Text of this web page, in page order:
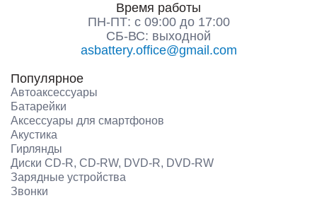
Время работы
ПН-ПТ: с 09:00 до 17:00
СБ-ВС: выходной
asbattery.office@gmail.com
Популярное
Автоаксессуары
Батарейки
Аксессуары для смартфонов
Акустика
Гирлянды
Диски CD-R, CD-RW, DVD-R, DVD-RW
Зарядные устройства
Звонки